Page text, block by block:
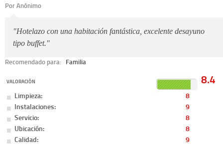
Por Anónimo
"Hotelazo con una habitación fantástica, excelente desayuno
tipo buffet."
Recomendado para: Familia
VALORACIÓN 8.4
Limpieza:
8
Instalaciones:
9
Servicio:
8
Ubicación:
8
Calidad:
9